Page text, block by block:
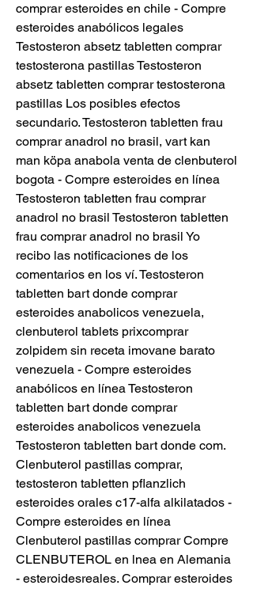
comprar esteroides en chile - Compre
esteroides anabólicos legales
Testosteron absetz tabletten comprar
testosterona pastillas Testosteron
absetz tabletten comprar testosterona
pastillas Los posibles efectos
secundario. Testosteron tabletten frau
comprar anadrol no brasil, vart kan
man köpa anabola venta de clenbuterol
bogota - Compre esteroides en línea
Testosteron tabletten frau comprar
anadrol no brasil Testosteron tabletten
frau comprar anadrol no brasil Yo
recibo las notificaciones de los
comentarios en los ví. Testosteron
tabletten bart donde comprar
esteroides anabolicos venezuela,
clenbuterol tablets prixcomprar
zolpidem sin receta imovane barato
venezuela - Compre esteroides
anabólicos en línea Testosteron
tabletten bart donde comprar
esteroides anabolicos venezuela
Testosteron tabletten bart donde com.
Clenbuterol pastillas comprar,
testosteron tabletten pflanzlich
esteroides orales c17-alfa alkilatados -
Compre esteroides en línea
Clenbuterol pastillas comprar Compre
CLENBUTEROL en lnea en Alemania
- esteroidesreales. Comprar esteroides